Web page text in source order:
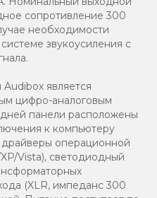
сопротивление 300
необходимости
звукоусиления с
является
цифро-аналоговым
панели расположены
к компьютеру
драйверы операционной
Vista), светодиодный
(XLR, импеданс 300